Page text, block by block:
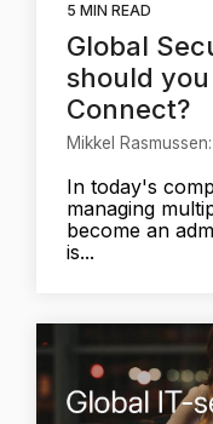
5 MIN READ
Global
should
Connect?
Mikkel
In today's
managing
become an
is...